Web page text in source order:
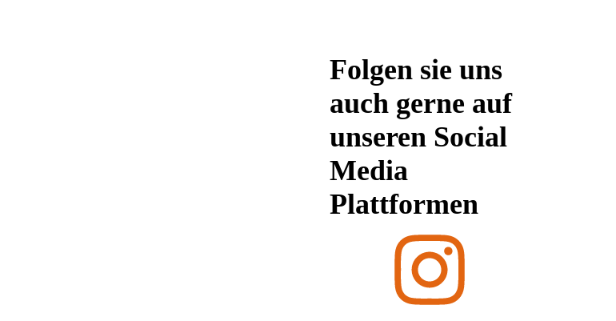
Folgen sie uns
auch gerne auf
unseren Social
Media
Plattformen